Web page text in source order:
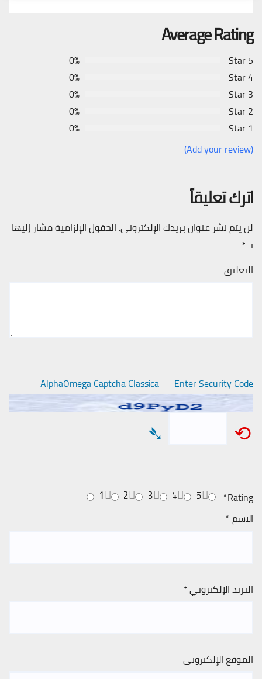
Average Rating
5 Star
0%
4 Star
0%
3 Star
0%
2 Star
0%
1 Star
0%
(Add your review)
اترك تعليقاً
لن يتم نشر عنوان بريدك الإلكتروني. الحقول الإلزامية مشار إليها
بـ*
التعليق
AlphaOmega Captcha Classica – Enter Security Code
⟲
➴
Rating
*
5
4
3
2
1
الاسم*
البريد الإلكتروني*
الموقع الإلكتروني